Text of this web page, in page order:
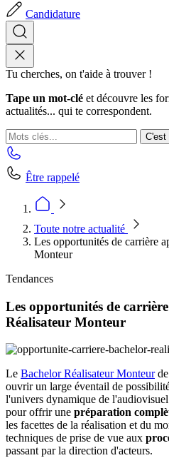
Candidature
Tu cherches, on t'aide à trouver !
Tape un mot-clé et découvre les
actualités... qui te correspondent.
C'est
Être rappelé
Toute notre actualité
Les opportunités de carrière
Monteur
Tendances
Les opportunités de
Réalisateur Monteur
Le Bachelor Réalisateur Monteurde
ouvrir un large éventail de
l'univers dynamique de
pour offrir une préparation
les facettes de la réalisation et du
techniques de prise de vue aux
passant par la direction d'acteurs.